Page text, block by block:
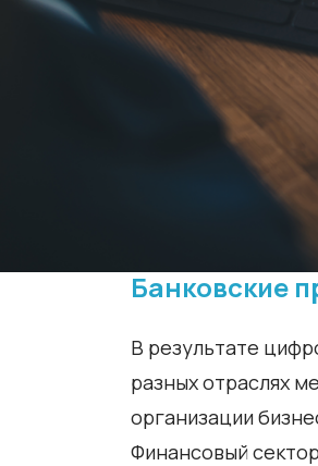
Банковские
В результате
разных отраслях
организации
Финансовый